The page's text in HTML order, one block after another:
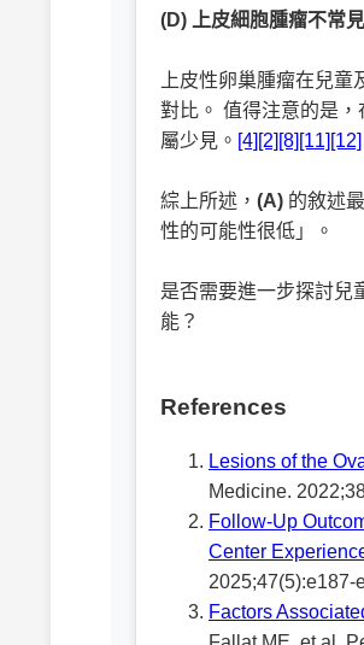
(D) 上皮細胞腫瘤不常
上皮性卵巢腫瘤在兒童
對比。 值得注意的是
屬少見。 [4] [2] [8] [11] [12]
綜上所述， (A) 的敘述
性的可能性很低」。
是否需要進一步探討兒
能？
References
Lesions of the
Medicine.
Follow-Up
Center
2025;47(5):e187-
Factors